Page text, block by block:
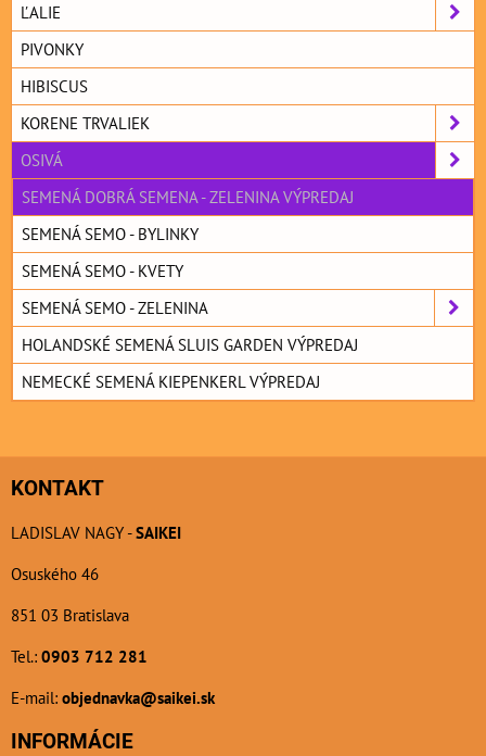
ĽALIE
PIVONKY
HIBISCUS
KORENE TRVALIEK
OSIVÁ
SEMENÁ DOBRÁ SEMENA - ZELENINA VÝPREDAJ
SEMENÁ SEMO - BYLINKY
SEMENÁ SEMO - KVETY
SEMENÁ SEMO - ZELENINA
HOLANDSKÉ SEMENÁ SLUIS GARDEN VÝPREDAJ
NEMECKÉ SEMENÁ KIEPENKERL VÝPREDAJ
KONTAKT
LADISLAV NAGY -SAIKEI
Osuského 46
851 03 Bratislava
Tel.: 0903 712 281
E-mail: objednavka@saikei.sk
INFORMÁCIE